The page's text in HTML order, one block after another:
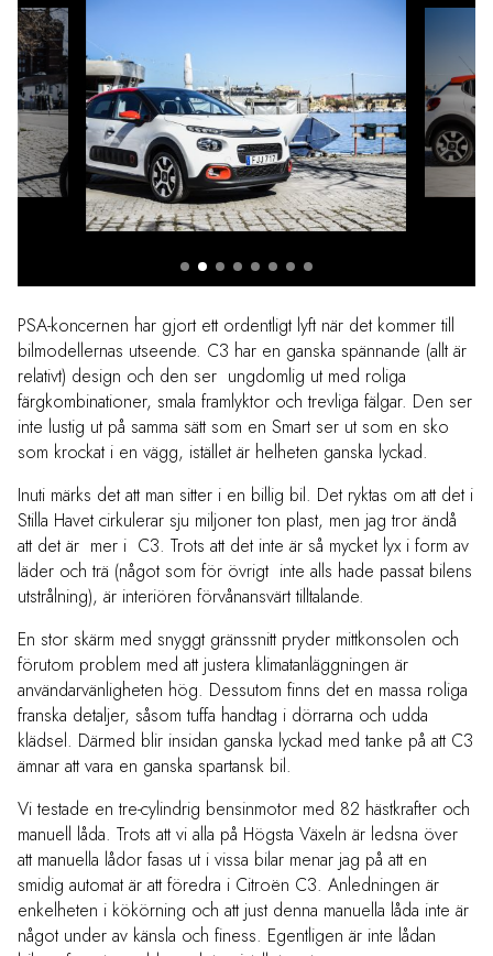
PSA-koncernen har gjort ett ordentligt lyft när det kommer till
bilmodellernas utseende. C3 har en ganska spännande (allt är
relativt) design och den ser ungdomlig ut med roliga
färgkombinationer, smala framlyktor och trevliga fälgar. Den ser
inte lustig ut på samma sätt som en Smart ser ut som en sko
som krockat i en vägg, istället är helheten ganska lyckad.
Inuti märks det att man sitter i en billig bil. Det ryktas om att det i
Stilla Havet cirkulerar sju miljoner ton plast, men jag tror ändå
att det är mer i C3. Trots att det inte är så mycket lyx i form av
läder och trä (något som för övrigt inte alls hade passat bilens
utstrålning), är interiören förvånansvärt tilltalande.
En stor skärm med snyggt gränssnitt pryder mittkonsolen och
förutom problem med att justera klimatanläggningen är
användarvänligheten hög. Dessutom finns det en massa roliga
franska detaljer, såsom tuffa handtag i dörrarna och udda
klädsel. Därmed blir insidan ganska lyckad med tanke på att C3
ämnar att vara en ganska spartansk bil.
Vi testade en tre-cylindrig bensinmotor med 82 hästkrafter och
manuell låda. Trots att vi alla på Högsta Växeln är ledsna över
att manuella lådor fasas ut i vissa bilar menar jag på att en
smidig automat är att föredra i Citroën C3. Anledningen är
enkelheten i kökörning och att just denna manuella låda inte är
något under av känsla och finess. Egentligen är inte lådan